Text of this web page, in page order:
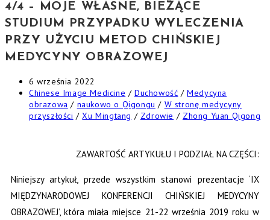
4/4 – MOJE WŁASNE, BIEŻĄCE
STUDIUM PRZYPADKU WYLECZENIA
PRZY UŻYCIU METOD CHIŃSKIEJ
MEDYCYNY OBRAZOWEJ
6 września 2022
Chinese Image Medicine / Duchowość / Medycyna
obrazowa / naukowo o Qigongu / W stronę medycyny
przyszłości / Xu Mingtang / Zdrowie / Zhong Yuan Qigong
ZAWARTOŚĆ ARTYKUŁU I PODZIAŁ NA CZĘŚCI:
Niniejszy artykuł, przede wszystkim stanowi prezentacje ‘IX
MIĘDZYNARODOWEJ KONFERENCJI CHIŃSKIEJ MEDYCYNY
OBRAZOWEJ’, która miała miejsce 21-22 września 2019 roku w